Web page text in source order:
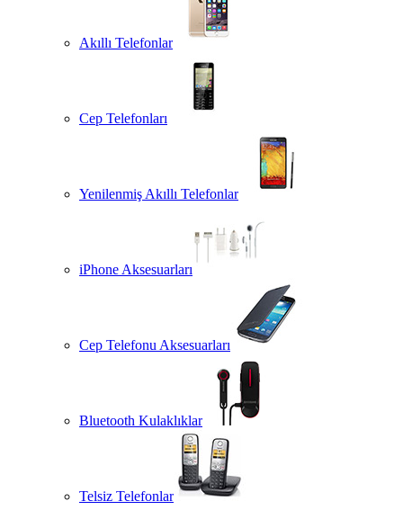
Akıllı Telefonlar
Cep Telefonları
Yenilenmiş Akıllı Telefonlar
iPhone Aksesuarları
Cep Telefonu Aksesuarları
Bluetooth Kulaklıklar
Telsiz Telefonlar